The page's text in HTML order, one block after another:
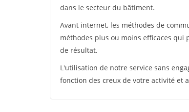
dans le secteur du bâtiment.
Avant internet, les méthodes de
méthodes plus ou moins efficaces
de résultat.
L'utilisation de notre service sans
fonction des creux de votre activité et